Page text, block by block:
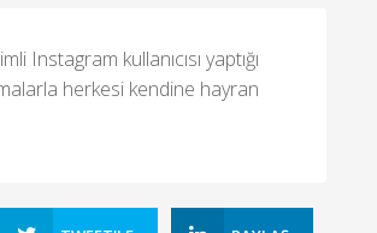
Instagram kullanıcısı yaptığı
herkesi kendine hayran